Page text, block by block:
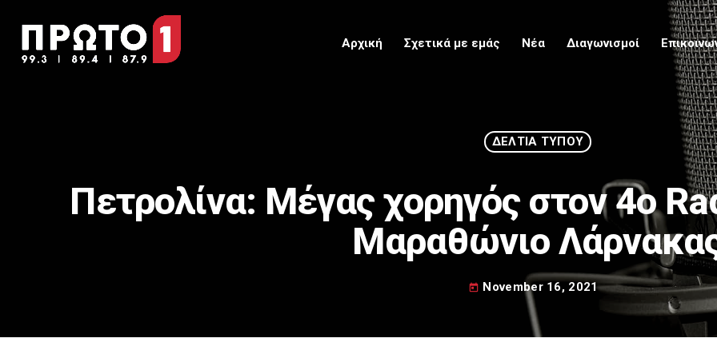
Αρχική Σχετικά με εμάς Νέα Διαγωνισμοί
ΔΕΛΤΙΑ ΤΥΠΟΥ
Πετρολίνα: Μέγας χορηγός στον 4ο
Μαραθώνιο
today November 16, 2021